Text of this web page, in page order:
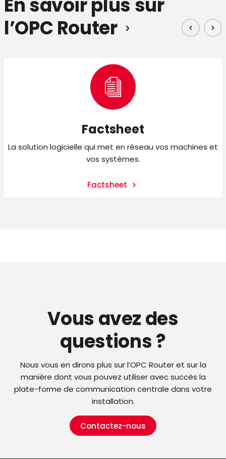
l’OPC Router
Factsheet
La solution logicielle qui met en réseau vos machines et
vos systèmes.
Factsheet
Vous avez des
questions ?
Nous vous en dirons plus sur l’OPC Router et sur la
manière dont vous pouvez utiliser avec succès la
plate-forme de communication centrale dans votre
installation.
Contactez-nous